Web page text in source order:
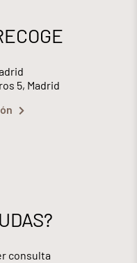
5, Madrid
consulta